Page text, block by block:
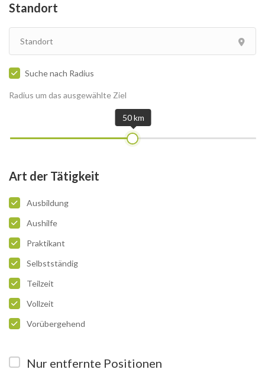
Standort
Suche nach Radius
Radius um das ausgewählte Ziel
50 km
Art der Tätigkeit
Ausbildung
Aushilfe
Praktikant
Selbstständig
Teilzeit
Vollzeit
Vorübergehend
Nur entfernte Positionen